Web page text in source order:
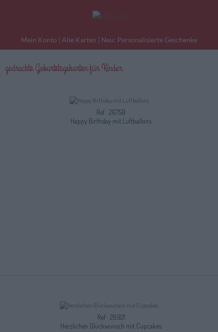
Mein Konto | Alle Karten | Neu: Personalisierte Geschenke
Liebesgrüße
gedruckte Geburtstagskarten für Kinder
Ref : 26758
Happy Birthday mit Luftballons
Ref : 26921
Herzlichen Glückwunsch mit Cupcakes